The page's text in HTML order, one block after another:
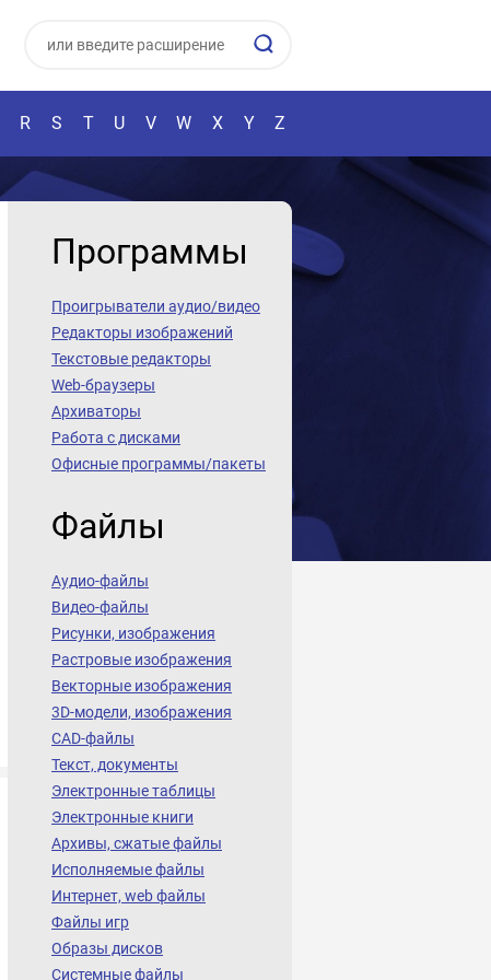
R S T U V W X Y Z
Программы
Проигрыватели аудио/видео
Редакторы изображений
Текстовые редакторы
Web-браузеры
Архиваторы
Работа с дисками
Офисные программы/пакеты
Файлы
Аудио-файлы
Видео-файлы
Рисунки, изображения
Растровые изображения
Векторные изображения
3D-модели, изображения
CAD-файлы
Текст, документы
Электронные таблицы
Электронные книги
Архивы, сжатые файлы
Исполняемые файлы
Интернет, web файлы
Файлы игр
Образы дисков
Системные файлы